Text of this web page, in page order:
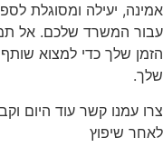
אמינה, יעילה ומסוגלת
עבור המשרד שלכם. אל
הזמן שלך כדי למצוא
שלך.
צרו עמנו קשר עוד היום
לאחר שיפוץ